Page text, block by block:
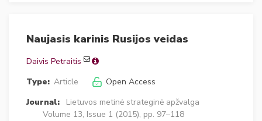
Naujasis karinis Rusijos veidas
Daivis Petraitis
Type: Article
Open Access
Journal:
Lietuvos metinė strateginė apžvalga
Volume 13, Issue 1 (2015), pp. 97–118